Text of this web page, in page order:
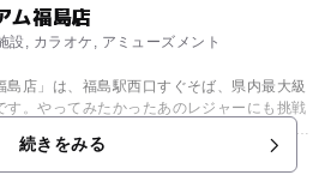
ム福島店
設, カラオケ, アミューズメント
島店」は、福島駅西口すぐそば、県内最大級
す。やってみたかったあのレジャーにも挑戦
以上のスポーツのほか、釣り堀やガンシュー
全38レーン、大迫力の大型スクリーン設置の
気です。最新マッサージチェアや、ステージ
続きをみる